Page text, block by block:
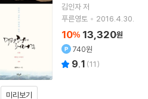
미리보기
김인자저
푸른영토
2016.4.30.
10% 13,320원
740원
9.1 (11)